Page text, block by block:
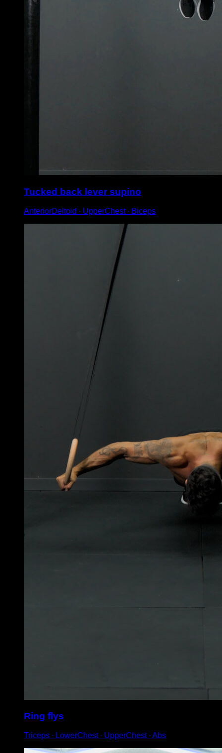
Tucked back lever supino
AnteriorDeltoid ∙ UpperChest ∙ Biceps
Ring flys
Triceps ∙ LowerChest ∙ UpperChest ∙ Abs